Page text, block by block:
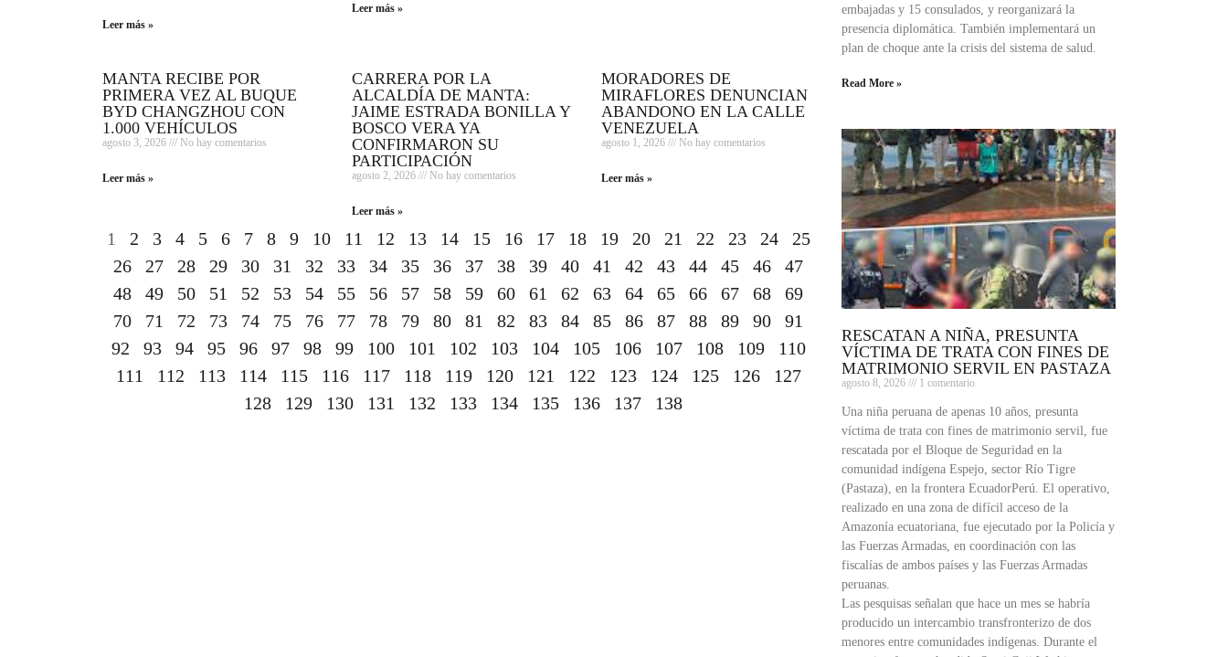
Leer más »
Leer más »
MANTA RECIBE POR
PRIMERA VEZ AL BUQUE
BYD CHANGZHOU CON
1.000 VEHÍCULOS
agosto 3, 2026 No hay comentarios
Leer más »
CARRERA POR LA
ALCALDÍA DE MANTA:
JAIME ESTRADA BONILLA Y
BOSCO VERA YA
CONFIRMARON SU
PARTICIPACIÓN
agosto 2, 2026 No hay comentarios
Leer más »
MORADORES DE
MIRAFLORES DENUNCIAN
ABANDONO EN LA CALLE
VENEZUELA
agosto 1, 2026 No hay comentarios
Leer más »
1 2 3 4 5 6 7 8 9 10 11 12 13 14 15 16 17 18 19 20 21 22 23 24
25
26
27 28 29 30 31 32 33 34 35 36 37 38 39 40 41 42 43 44 45 46
47
48
49 50 51 52 53 54 55 56 57 58 59 60 61 62 63 64 65 66 67 68
69
70
71 72 73 74 75 76 77 78 79 80 81 82 83 84 85 86 87 88 89 90
91
92
93 94 95 96 97 98 99 100 101 102 103 104 105 106 107 108 109
110
111
112 113 114 115 116 117 118 119 120 121 122 123 124 125 126
127
128
129 130 131 132 133 134 135 136 137 138
embajadas y 15 consulados, y reorganizará la
presencia diplomática. También implementará un
plan de choque ante la crisis del sistema de salud.
Read More »
RESCATAN A NIÑA, PRESUNTA
VÍCTIMA DE TRATA CON FINES DE
MATRIMONIO SERVIL EN PASTAZA
agosto 8, 2026 1 comentario
Una niña peruana de apenas 10 años, presunta
víctima de trata con fines de matrimonio servil, fue
rescatada por el Bloque de Seguridad en la
comunidad indígena Espejo, sector Río Tigre
(Pastaza), en la frontera EcuadorPerú. El operativo,
realizado en una zona de difícil acceso de la
Amazonía ecuatoriana, fue ejecutado por la Policía y
las Fuerzas Armadas, en coordinación con las
fiscalías de ambos países y las Fuerzas Armadas
peruanas.
Las pesquisas señalan que hace un mes se habría
producido un intercambio transfronterizo de dos
menores entre comunidades indígenas. Durante el